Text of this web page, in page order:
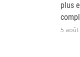
plus
5